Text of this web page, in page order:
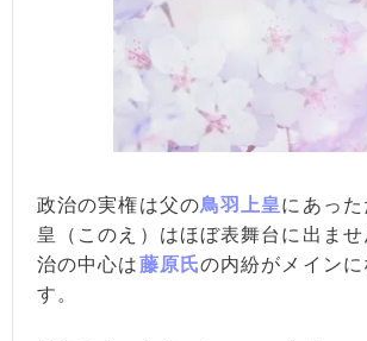
政治の実権は父の鳥羽上皇にあっ
皇（このえ）はほぼ表舞台に出ま
治の中心は藤原氏の内紛がメインに
す。